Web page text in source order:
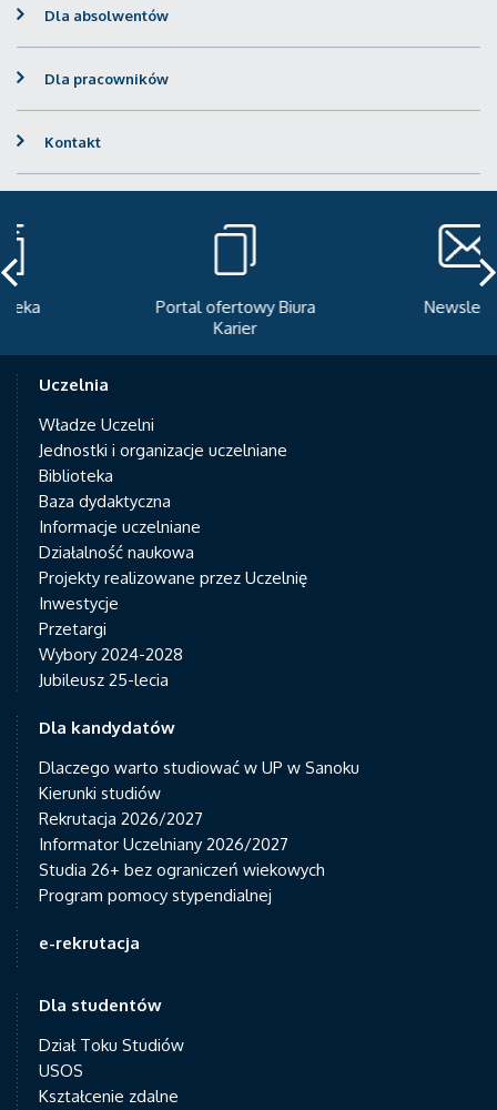
Dla absolwentów
Dla pracowników
Kontakt
Portal ofertowy Biura
Uczelnia
Władze Uczelni
Jednostki i organizacje uczelniane
Biblioteka
Baza dydaktyczna
Informacje uczelniane
Działalność naukowa
Projekty realizowane przez Uczelnię
Inwestycje
Przetargi
Wybory 2024-2028
Jubileusz 25-lecia
Dla kandydatów
Dlaczego warto studiować w UP w Sanoku
Kierunki studiów
Rekrutacja 2026/2027
Informator Uczelniany 2026/2027
Studia 26+ bez ograniczeń wiekowych
Program pomocy stypendialnej
e-rekrutacja
Dla studentów
Dział Toku Studiów
USOS
Kształcenie zdalne